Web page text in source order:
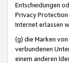
Entscheidungen
Privacy
Internet erlassen
(g) die Marken
verbundenen
einem anderen